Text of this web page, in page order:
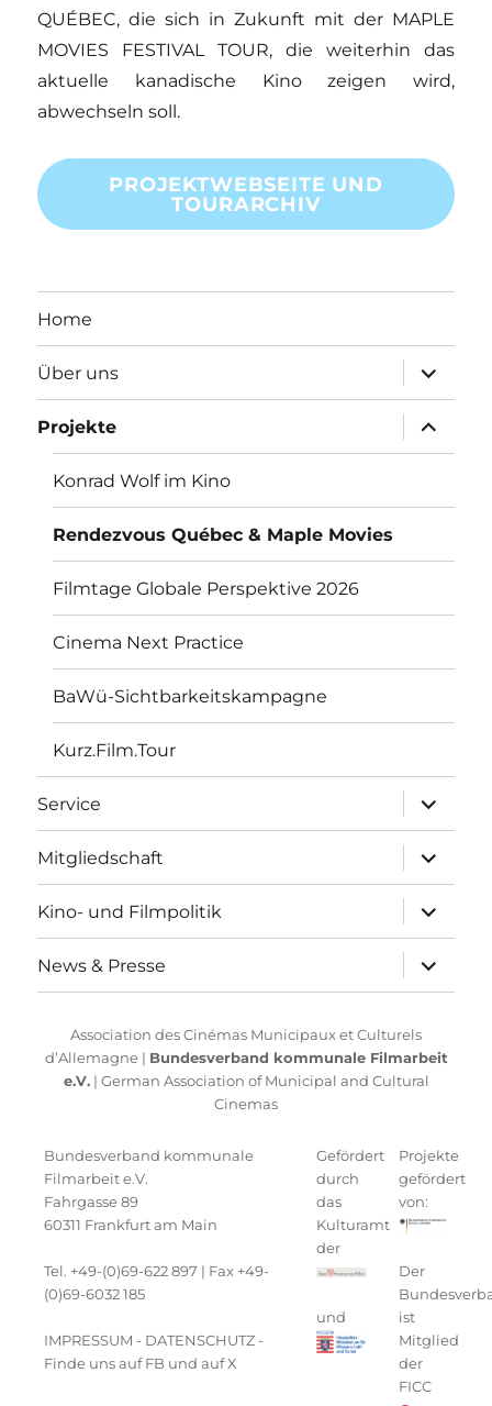
QUÉBEC, die sich in Zukunft mit der MAPLE
MOVIES FESTIVAL TOUR, die weiterhin das
aktuelle kanadische Kino zeigen wird,
abwechseln soll.
PROJEKTWEBSEITE UND
TOURARCHIV
Home
Über uns
anzeigen
Projekte
anzeigen
Konrad Wolf im Kino
Rendezvous Québec & Maple Movies
Filmtage Globale Perspektive 2026
Cinema Next Practice
BaWü-Sichtbarkeitskampagne
Kurz.Film.Tour
Service
anzeigen
Mitgliedschaft
anzeigen
Kino- und Filmpolitik
anzeigen
News & Presse
anzeigen
Association des Cinémas Municipaux et Culturels
d’Allemagne | Bundesverband kommunale Filmarbeit
e.V.| German Association of Municipal and Cultural
Cinemas
Bundesverband kommunale
Filmarbeit e.V.
Fahrgasse 89
60311 Frankfurt am Main
Tel. +49-(0)69-622 897 | Fax +49-
(0)69-6032 185
IMPRESSUM - DATENSCHUTZ-
Finde uns auf FB und aufX
Gefördert
durch
das
Kulturamt
der
und
Projekte
gefördert
von:
Der
ist
Mitglied
der
FICC